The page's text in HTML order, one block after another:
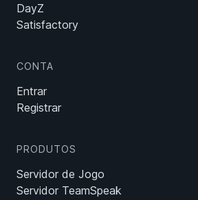
DayZ
Satisfactory
CONTA
Entrar
Registrar
PRODUTOS
Servidor de Jogo
Servidor TeamSpeak